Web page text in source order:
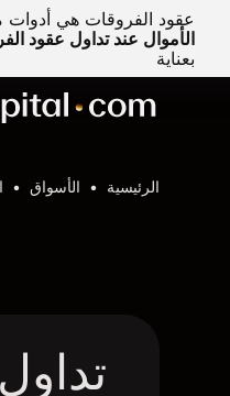
عقود الفروقات هي أدوات
الأموال عند تداول عقود
بعناية
الرئيسية الأسواق